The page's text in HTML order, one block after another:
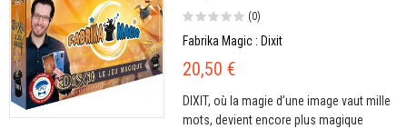
(0)
Fabrika Magic : Dixit
20,50 €
DIXIT, où la magie d’une image vaut mille
mots, devient encore plus magique